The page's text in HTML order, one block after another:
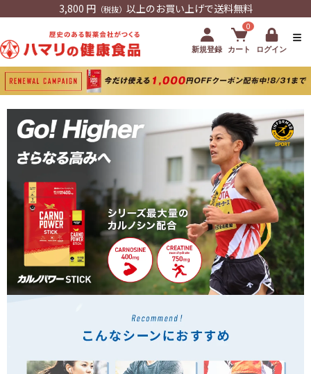
3,800 円 （税抜） 以上のお買い上げで送料無料
新規登録
0
カート ログイン
カルノパワーSTICKの特徴とおすすめシーン